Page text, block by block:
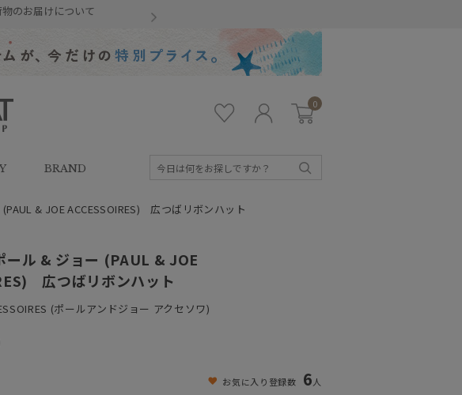
のお届けについて
イ
ン
0
BRAND
(PAUL & JOE ACCESSOIRES) 広つばリボンハット
ール & ジョー (PAUL & JOE
広つばリボンハット
(ポールアンドジョー アクセソワ)
お気に入り登録数 6人